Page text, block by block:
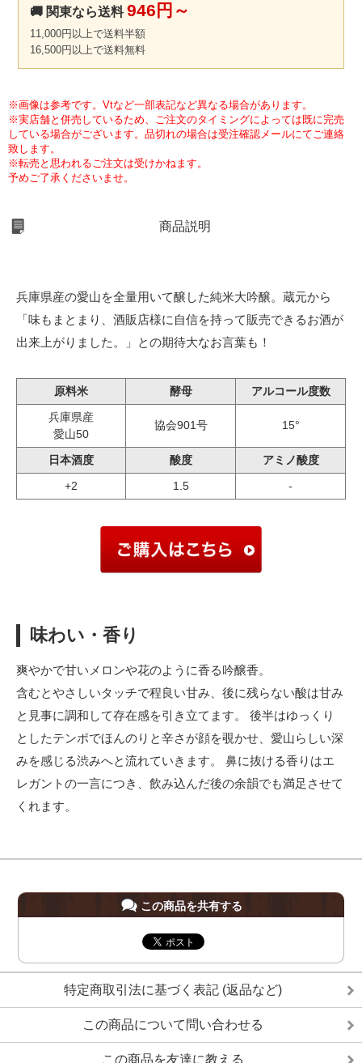
🚚 関東なら送料946円～
11,000円以上で送料半額
16,500円以上で送料無料
※画像は参考です。Vtなど一部表記など異なる場合があります。
※実店舗と併売しているため、ご注文のタイミングによっては既に完売
している場合がございます。品切れの場合は受注確認メールにてご連絡
致します。
※転売と思われるご注文は受けかねます。
予めご了承くださいませ。
商品説明
兵庫県産の愛山を全量用いて醸した純米大吟醸。蔵元から
「味もまとまり、酒販店様に自信を持って販売できるお酒が
出来上がりました。」との期待大なお言葉も！
原料米 酵母
アルコール度数
兵庫県産
愛山50
協会901号 15°
日本酒度 酸度
アミノ酸度
+2
1.5 -
味わい・香り
爽やかで甘いメロンや花のように香る吟醸香。
含むとやさしいタッチで程良い甘み、後に残らない酸は甘み
と見事に調和して存在感を引き立てます。 後半はゆっくり
としたテンポでほんのりと辛さが顔を覗かせ、愛山らしい深
みを感じる渋みへと流れていきます。 鼻に抜ける香りはエ
レガントの一言につき、飲み込んだ後の余韻でも満足させて
くれます。
この商品を共有する
特定商取引法に基づく表記 (返品など)
この商品について問い合わせる
この商品を友達に教える